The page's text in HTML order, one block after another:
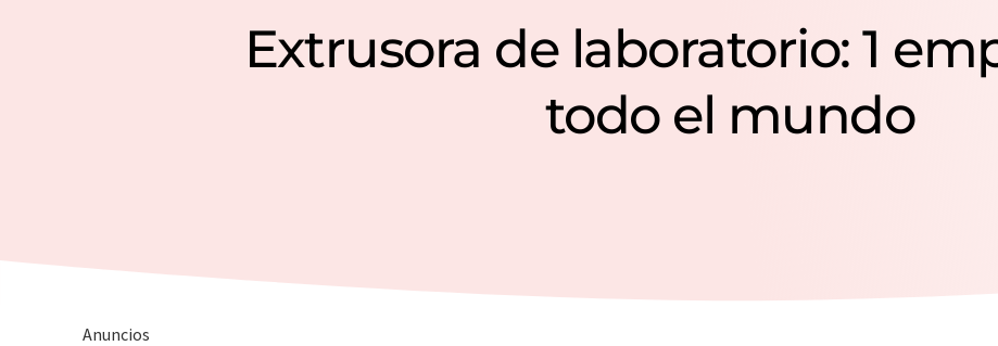
Extrusora de laboratorio: 1
todo el mundo
Anuncios